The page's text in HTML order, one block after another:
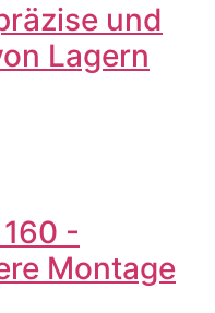
und
Lagern
-
Montage